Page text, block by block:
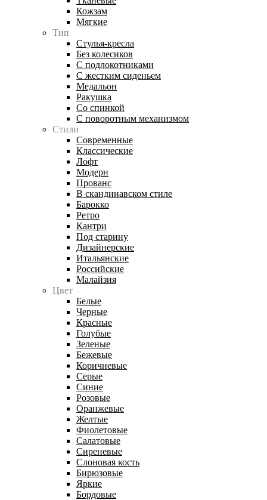
Кожзам
Мягкие
Тип
Стулья-кресла
Без колесиков
С подлокотниками
С жестким сиденьем
Медальон
Ракушка
Со спинкой
С поворотным механизмом
Стили
Современные
Классические
Лофт
Модерн
Прованс
В скандинавском стиле
Барокко
Ретро
Кантри
Под старину
Дизайнерские
Итальянские
Российские
Малайзия
Цвет
Белые
Черные
Красные
Голубые
Зеленые
Бежевые
Коричневые
Серые
Синие
Розовые
Оранжевые
Желтые
Фиолетовые
Салатовые
Сиреневые
Слоновая кость
Бирюзовые
Яркие
Бордовые